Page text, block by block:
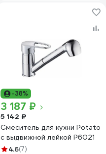
-38%
3 187 ₽
5 142 ₽
Смеситель для кухни Potato
с выдвижной лейкой P6021
4.6(7)